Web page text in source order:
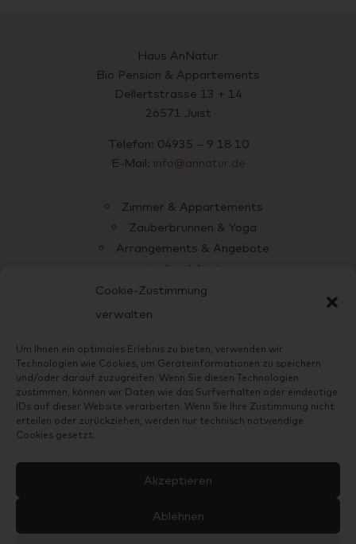
Cookie-Zustimmung
verwalten
Um Ihnen ein optimales Erlebnis zu bieten, verwenden wir
Technologien wie Cookies, um Geräteinformationen zu speichern
und/oder darauf zuzugreifen. Wenn Sie diesen Technologien
zustimmen, können wir Daten wie das Surfverhalten oder eindeutige
IDs auf dieser Website verarbeiten. Wenn Sie Ihre Zustimmung nicht
erteilen oder zurückziehen, werden nur technisch notwendige
Cookies gesetzt.
Akzeptieren
Ablehnen
Haus AnNatur
Bio Pension & Appartements
Dellertstrasse 13 + 14
26571 Juist
Telefon: 04935 – 9 18 10
E-Mail: info@annatur.de
Zimmer & Appartements
Zauberbrunnen & Yoga
Arrangements & Angebote
Insel Juist
Anreise zum Hotel
Haus AnNatur ist ein zertifizierter Betrieb mit eigener
ÖKO-Kontrollnummer DE-ÖKO-006. Wir garantieren 100%
Bio-Premiumqualität.
Haus AnNatur ist Mitglied beiBiohotels.de.
 